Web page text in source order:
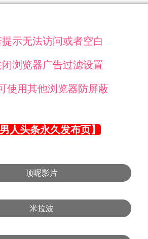
示无法访问或者空白
浏览器广告过滤设置
使用其他浏览器防屏蔽
人头条永久发布页】
顶呢影片
米拉波